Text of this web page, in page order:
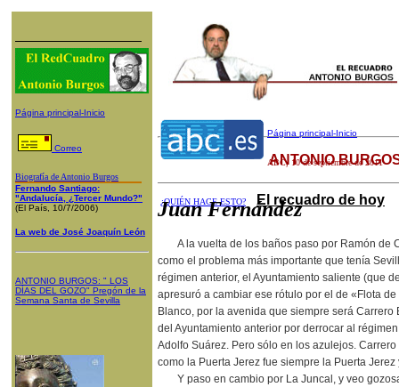
Página principal-Inicio
Correo
Biografía de Antonio Burgos
Fernando Santiago:
"Andalucía, ¿Tercer Mundo?"
(El País, 10/7/2006)
La web de José Joaquín León
ANTONIO BURGOS: " LOS
DÍAS DEL GOZO" Pregón de la
Semana Santa de Sevilla
Página principal-Inicio
ABC, 10 de septiembre de 2011
¿QUIÉN HACE ESTO? El recuadro de hoy
ANTONIO
Juan Fernández
A la vuelta de los baños paso por Ramón de
como el problema más importante que tenía
régimen anterior, el Ayuntamiento saliente (que
apresuró a cambiar ese rótulo por el de «Flota
Blanco, por la avenida que siempre será
del Ayuntamiento anterior por derrocar al
Adolfo Suárez. Pero sólo en los azulejos.
como la Puerta Jerez fue siempre la Puerta
Y paso en cambio por La Juncal, y veo